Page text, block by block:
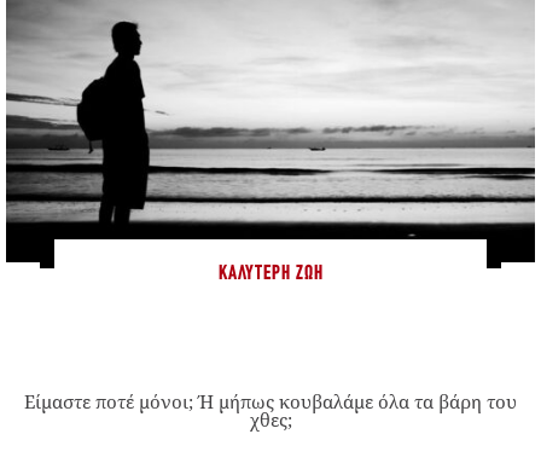
ΚΑΛΎΤΕΡΗ ΖΩΉ
Είμαστε ποτέ μόνοι; Ή μήπως κουβαλάμε όλα τα βάρη του
χθες;